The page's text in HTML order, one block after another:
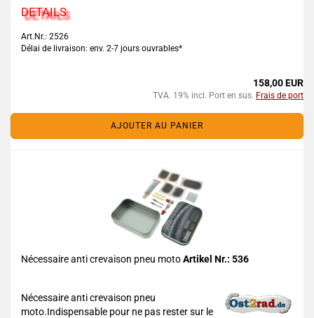
DETAILS
Art.Nr.: 2526
Délai de livraison: env. 2-7 jours ouvrables*
158,00 EUR
TVA. 19% incl. Port en sus. Frais de port
AJOUTER AU PANIER
Nécessaire anti crevaison pneu motoArtikel Nr.: 536
Nécessaire anti crevaison pneu
moto.Indispensable pour ne pas rester sur le